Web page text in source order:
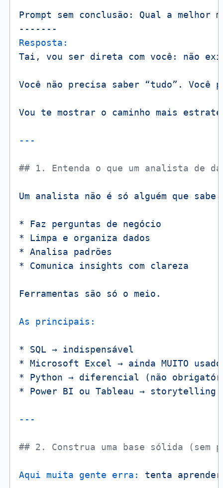
Prompt sem conclusão: Qual a melhor
-------
Resposta:
Tai,
vou ser direta com você: não
Você não precisa saber “tudo”. Você
Vou te mostrar o caminho mais
## 1. Entenda o que um analista de
Um analista não é só alguém que sabe
* Faz perguntas de
negócio
*
Limpa e organiza
dados
* Analisa
padrões
*
Comunica insights com clareza
Ferramentas são só o meio.
As principais:
* SQL → indispensável
* Microsoft Excel → ainda MUITO
usado
*
Python → diferencial (não
*
Power BI ou Tableau → storytelling
## 2. Construa uma base sólida (sem
Aqui muita gente erra: tenta aprender